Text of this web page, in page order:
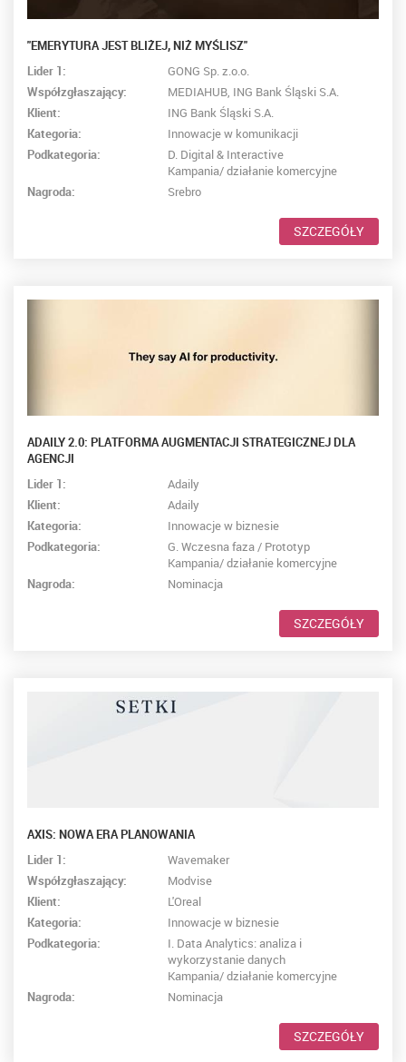
"EMERYTURA JEST BLIŻEJ, NIŻ MYŚLISZ"
Lider 1:
GONG Sp. z.o.o.
Współzgłaszający:
MEDIAHUB, ING Bank Śląski S.A.
Klient:
ING Bank Śląski S.A.
Kategoria:
Innowacje w komunikacji
Podkategoria:
D. Digital & Interactive
Kampania/ działanie komercyjne
Nagroda:
Srebro
SZCZEGÓŁY
ADAILY 2.0: PLATFORMA AUGMENTACJI STRATEGICZNEJ DLA
AGENCJI
Lider 1:
Adaily
Klient:
Adaily
Kategoria:
Innowacje w biznesie
Podkategoria:
G. Wczesna faza / Prototyp
Kampania/ działanie komercyjne
Nagroda:
Nominacja
SZCZEGÓŁY
AXIS: NOWA ERA PLANOWANIA
Lider 1:
Wavemaker
Współzgłaszający:
Modvise
Klient:
L'Oreal
Kategoria:
Innowacje w biznesie
Podkategoria:
I. Data Analytics: analiza i
wykorzystanie danych
Kampania/ działanie komercyjne
Nagroda:
Nominacja
SZCZEGÓŁY